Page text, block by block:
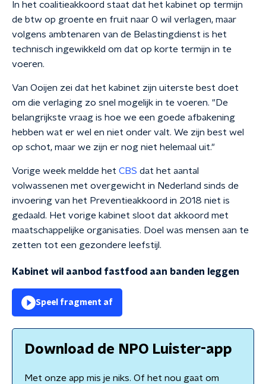
In het coalitieakkoord staat dat het kabinet op termijn
de btw op groente en fruit naar 0 wil verlagen, maar
volgens ambtenaren van de Belastingdienst is het
technisch ingewikkeld om dat op korte termijn in te
voeren.
Van Ooijen zei dat het kabinet zijn uiterste best doet
om die verlaging zo snel mogelijk in te voeren. "De
belangrijkste vraag is hoe we een goede afbakening
hebben wat er wel en niet onder valt. We zijn best wel
op schot, maar we zijn er nog niet helemaal uit."
Vorige week meldde het CBS dat het aantal
volwassenen met overgewicht in Nederland sinds de
invoering van het Preventieakkoord in 2018 niet is
gedaald. Het vorige kabinet sloot dat akkoord met
maatschappelijke organisaties. Doel was mensen aan te
zetten tot een gezondere leefstijl.
Kabinet wil aanbod fastfood aan banden leggen
Speel fragment af
Download de NPO Luister-app
Met onze app mis je niks. Of het nou gaat om